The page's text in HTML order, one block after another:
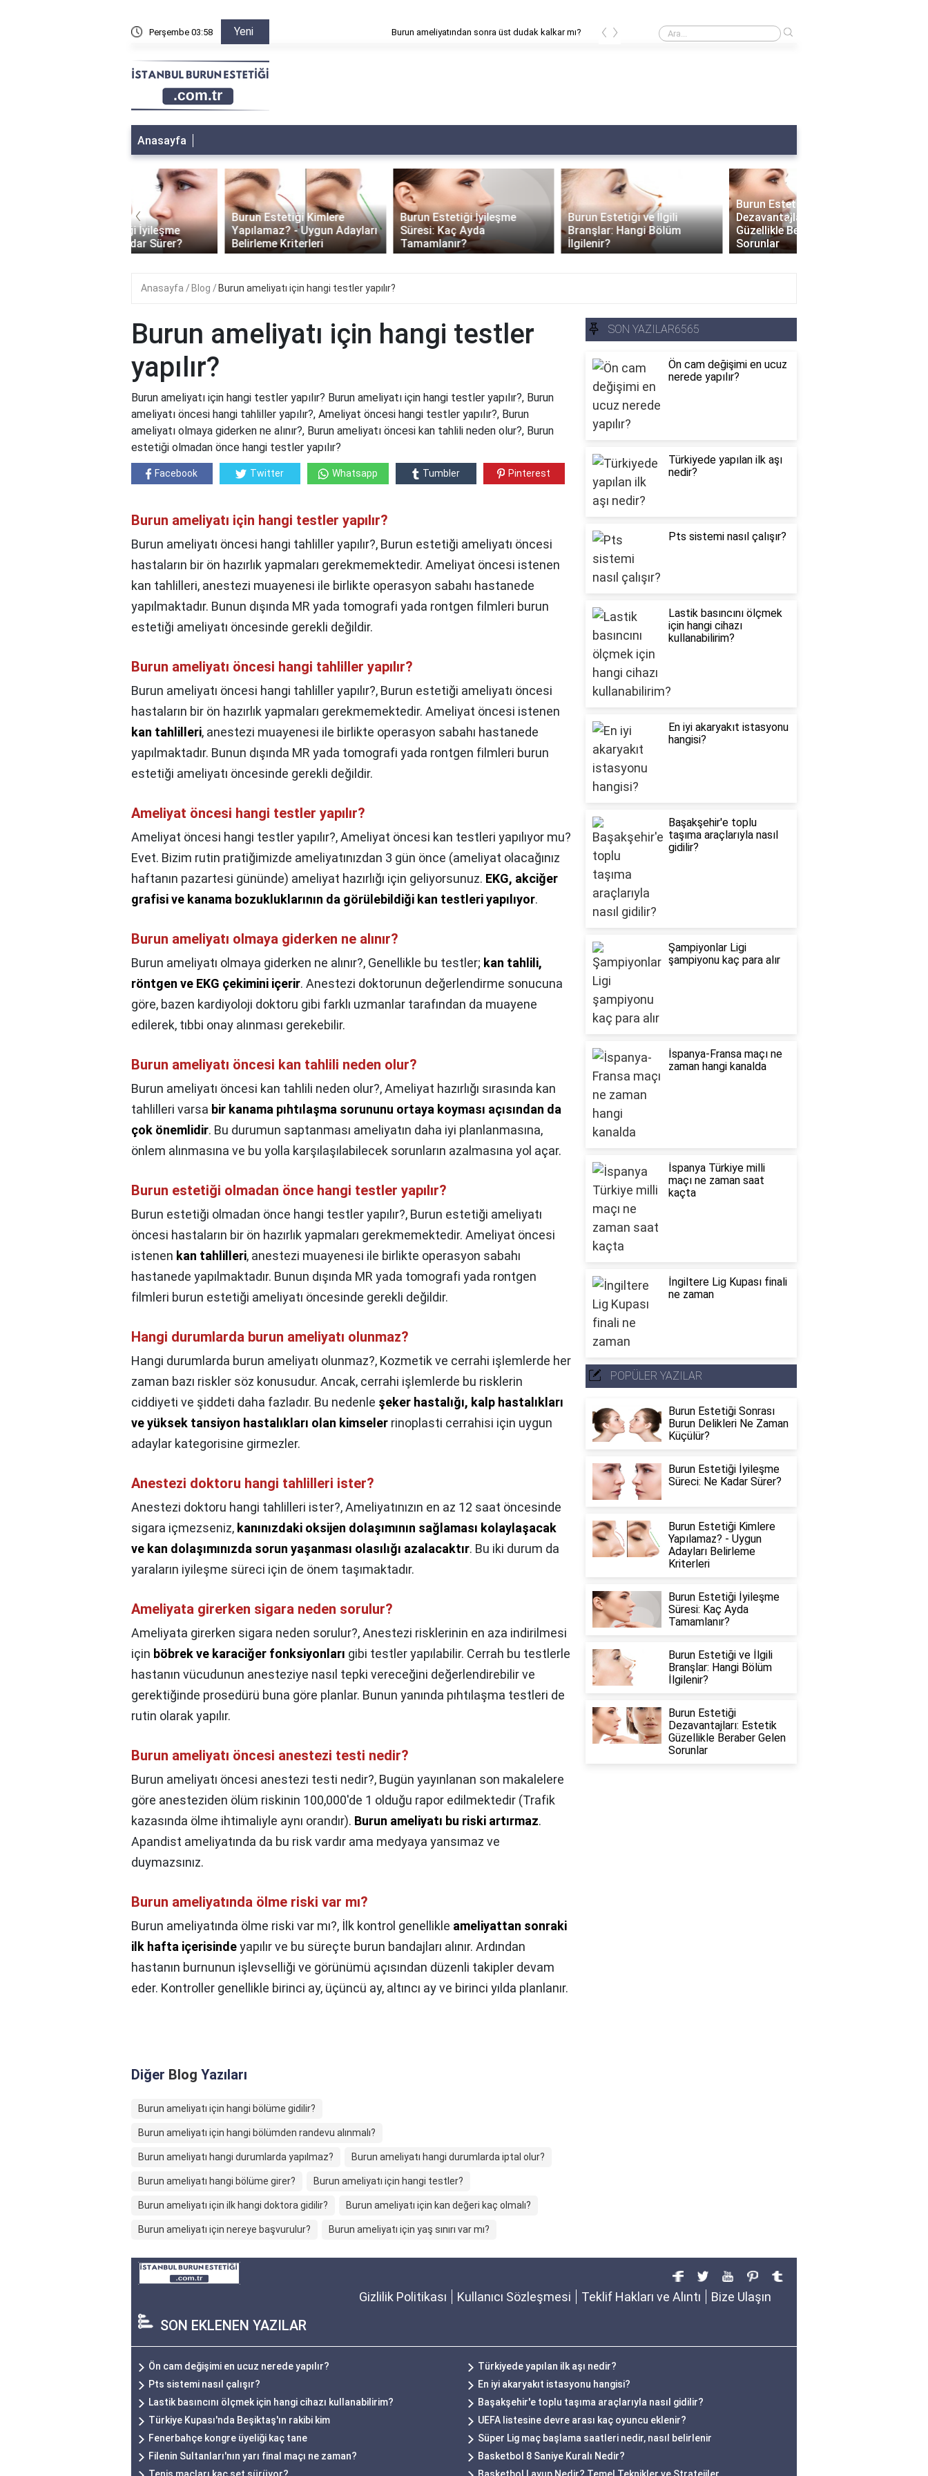
Perşembe 03:58 Yeni Burun ameliyatından sonra üst dudak kalkar mı? Burnumda et var ne yapmalıyım?
‹ ›
Anasayfa
Burun Estetiği Kimlere
Yapılamaz? - Uygun Adayları
Belirleme Kriterleri
Burun Estetiği İyileşme
Süresi: Kaç Ayda
Tamamlanır?
Burun Estetiği ve İlgili
Branşlar: Hangi Bölüm
İlgilenir?
Burun Estetiği
Dezavantajları: Estetik
Güzellikle Beraber Gelen
Sorunlar
‹ ›
Anasayfa Blog Burun ameliyatı için hangi testler yapılır?
Burun ameliyatı için hangi testler
yapılır?
Burun ameliyatı için hangi testler yapılır? Burun ameliyatı için hangi testler yapılır?, Burun
ameliyatı öncesi hangi tahliller yapılır?, Ameliyat öncesi hangi testler yapılır?, Burun
ameliyatı olmaya giderken ne alınır?, Burun ameliyatı öncesi kan tahlili neden olur?, Burun
estetiği olmadan önce hangi testler yapılır?
Facebook Twitter Whatsapp Tumbler Pinterest
Burun ameliyatı için hangi testler yapılır?
Burun ameliyatı öncesi hangi tahliller yapılır?, Burun estetiği ameliyatı öncesi
hastaların bir ön hazırlık yapmaları gerekmemektedir. Ameliyat öncesi istenen
kan tahlilleri, anestezi muayenesi ile birlikte operasyon sabahı hastanede
yapılmaktadır. Bunun dışında MR yada tomografi yada rontgen filmleri burun
estetiği ameliyatı öncesinde gerekli değildir.
Burun ameliyatı öncesi hangi tahliller yapılır?
Burun ameliyatı öncesi hangi tahliller yapılır?, Burun estetiği ameliyatı öncesi
hastaların bir ön hazırlık yapmaları gerekmemektedir. Ameliyat öncesi istenen
kan tahlilleri, anestezi muayenesi ile birlikte operasyon sabahı hastanede
yapılmaktadır. Bunun dışında MR yada tomografi yada rontgen filmleri burun
estetiği ameliyatı öncesinde gerekli değildir.
Ameliyat öncesi hangi testler yapılır?
Ameliyat öncesi hangi testler yapılır?,Ameliyat öncesi kan testleri yapılıyor mu?
Evet. Bizim rutin pratiğimizde ameliyatınızdan 3 gün önce (ameliyat olacağınız
haftanın pazartesi gününde) ameliyat hazırlığı için geliyorsunuz. EKG, akciğer
grafisi ve kanama bozukluklarının da görülebildiği kan testleri yapılıyor.
Burun ameliyatı olmaya giderken ne alınır?
Burun ameliyatı olmaya giderken ne alınır?, Genellikle bu testler; kan tahlili,
röntgen ve EKG çekimini içerir. Anestezi doktorunun değerlendirme sonucuna
göre, bazen kardiyoloji doktoru gibi farklı uzmanlar tarafından da muayene
edilerek, tıbbi onay alınması gerekebilir.
Burun ameliyatı öncesi kan tahlili neden olur?
Burun ameliyatı öncesi kan tahlili neden olur?,Ameliyat hazırlığı sırasında kan
tahlilleri varsa bir kanama pıhtılaşma sorununu ortaya koyması açısından da
çok önemlidir. Bu durumun saptanması ameliyatın daha iyi planlanmasına,
önlem alınmasına ve bu yolla karşılaşılabilecek sorunların azalmasına yol açar.
Burun estetiği olmadan önce hangi testler yapılır?
Burun estetiği olmadan önce hangi testler yapılır?, Burun estetiği ameliyatı
öncesi hastaların bir ön hazırlık yapmaları gerekmemektedir. Ameliyat öncesi
istenen kan tahlilleri, anestezi muayenesi ile birlikte operasyon sabahı
hastanede yapılmaktadır. Bunun dışında MR yada tomografi yada rontgen
filmleri burun estetiği ameliyatı öncesinde gerekli değildir.
Hangi durumlarda burun ameliyatı olunmaz?
Hangi durumlarda burun ameliyatı olunmaz?, Kozmetik ve cerrahi işlemlerde her
zaman bazı riskler söz konusudur. Ancak, cerrahi işlemlerde bu risklerin
ciddiyeti ve şiddeti daha fazladır. Bu nedenle şeker hastalığı, kalp hastalıkları
ve yüksek tansiyon hastalıkları olan kimseler rinoplasti cerrahisi için uygun
adaylar kategorisine girmezler.
Anestezi doktoru hangi tahlilleri ister?
Anestezi doktoru hangi tahlilleri ister?,Ameliyatınızın en az 12 saat öncesinde
sigara içmezseniz, kanınızdaki oksijen dolaşımının sağlaması kolaylaşacak
ve kan dolaşımınızda sorun yaşanması olasılığı azalacaktır. Bu iki durum da
yaraların iyileşme süreci için de önem taşımaktadır.
Ameliyata girerken sigara neden sorulur?
Ameliyata girerken sigara neden sorulur?,Anestezi risklerinin en aza indirilmesi
için böbrek ve karaciğer fonksiyonları gibi testler yapılabilir. Cerrah bu testlerle
hastanın vücudunun anesteziye nasıl tepki vereceğini değerlendirebilir ve
gerektiğinde prosedürü buna göre planlar. Bunun yanında pıhtılaşma testleri de
rutin olarak yapılır.
Burun ameliyatı öncesi anestezi testi nedir?
Burun ameliyatı öncesi anestezi testi nedir?, Bugün yayınlanan son makalelere
göre anesteziden ölüm riskinin 100,000'de 1 olduğu rapor edilmektedir (Trafik
kazasında ölme ihtimaliyle aynı orandır). Burun ameliyatı bu riski artırmaz.
Apandist ameliyatında da bu risk vardır ama medyaya yansımaz ve
duymazsınız.
Burun ameliyatında ölme riski var mı?
Burun ameliyatında ölme riski var mı?, İlk kontrol genellikle ameliyattan sonraki
ilk hafta içerisindeyapılır ve bu süreçte burun bandajları alınır. Ardından
hastanın burnunun işlevselliği ve görünümü açısından düzenli takipler devam
eder. Kontroller genellikle birinci ay, üçüncü ay, altıncı ay ve birinci yılda planlanır.
Diğer Blog Yazıları
Burun ameliyatı için hangi bölüme gidilir?
Burun ameliyatı için hangi bölümden randevu alınmalı?
Burun ameliyatı hangi durumlarda yapılmaz? Burun ameliyatı hangi durumlarda iptal olur?
Burun ameliyatı hangi bölüme girer? Burun ameliyatı için hangi testler?
Burun ameliyatı için ilk hangi doktora gidilir? Burun ameliyatı için kan değeri kaç olmalı?
Burun ameliyatı için nereye başvurulur? Burun ameliyatı için yaş sınırı var mı?
SON YAZILAR6565
Ön cam değişimi en ucuz
nerede yapılır?
Türkiyede yapılan ilk aşı
nedir?
Pts sistemi nasıl çalışır?
Lastik basıncını ölçmek
için hangi cihazı
kullanabilirim?
En iyi akaryakıt istasyonu
hangisi?
Başakşehir'e toplu
taşıma araçlarıyla nasıl
gidilir?
Şampiyonlar Ligi
şampiyonu kaç para alır
İspanya-Fransa maçı ne
zaman hangi kanalda
İspanya Türkiye milli
maçı ne zaman saat
kaçta
İngiltere Lig Kupası finali
ne zaman
POPÜLER YAZILAR
Burun Estetiği Sonrası
Burun Delikleri Ne Zaman
Küçülür?
Burun Estetiği İyileşme
Süreci: Ne Kadar Sürer?
Burun Estetiği Kimlere
Yapılamaz? - Uygun
Adayları Belirleme
Kriterleri
Burun Estetiği İyileşme
Süresi: Kaç Ayda
Tamamlanır?
Burun Estetiği ve İlgili
Branşlar: Hangi Bölüm
İlgilenir?
Burun Estetiği
Dezavantajları: Estetik
Güzellikle Beraber Gelen
Sorunlar
Gizlilik Politikası Kullanıcı Sözleşmesi Teklif Hakları ve Alıntı Bize Ulaşın
SON EKLENEN YAZILAR
Ön cam değişimi en ucuz nerede yapılır?
Türkiyede yapılan ilk aşı nedir?
Pts sistemi nasıl çalışır?
En iyi akaryakıt istasyonu hangisi?
Lastik basıncını ölçmek için hangi cihazı kullanabilirim?
Başakşehir'e toplu taşıma araçlarıyla nasıl gidilir?
Türkiye Kupası'nda Beşiktaş'ın rakibi kim
UEFA listesine devre arası kaç oyuncu eklenir?
Fenerbahçe kongre üyeliği kaç tane
Süper Lig maç başlama saatleri nedir, nasıl belirlenir
Filenin Sultanları'nın yarı final maçı ne zaman?
Basketbol 8 Saniye Kuralı Nedir?